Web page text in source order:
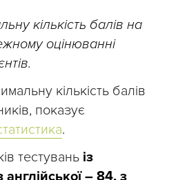
кількість балів на
оцінюванні
кількість балів
показує
.
тестувань із
– 84, з